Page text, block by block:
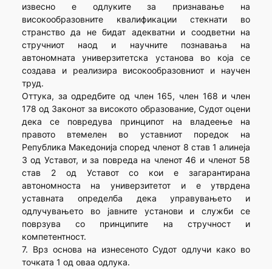
извесно е одлуките за признавање на
високообразовните квалификации стекнати во
странство да не бидат адекватни и соодветни на
стручниот наод и научните познавања на
автономната универзитетска установа во која се
создава и реализира високообразовниот и научен
труд.
Оттука, за одредбите од член 165, член 168 и член
178 од Законот за високото образование, Судот оцени
дека се повредува принципот на владеење на
правото втемелен во уставниот поредок на
Република Македонија според членот 8 став 1 алинеја
3 од Уставот, и за повреда на членот 46 и членот 58
став 2 од Уставот со кои е загарантирана
автономноста на универзитетот и е утврдена
уставната определба дека управувањето и
одлучувањето во јавните установи и служби се
поврзува со принципите на стручност и
компетентност.
7. Врз основа на изнесеното Судот одлучи како во
точката 1 од оваа одлука.